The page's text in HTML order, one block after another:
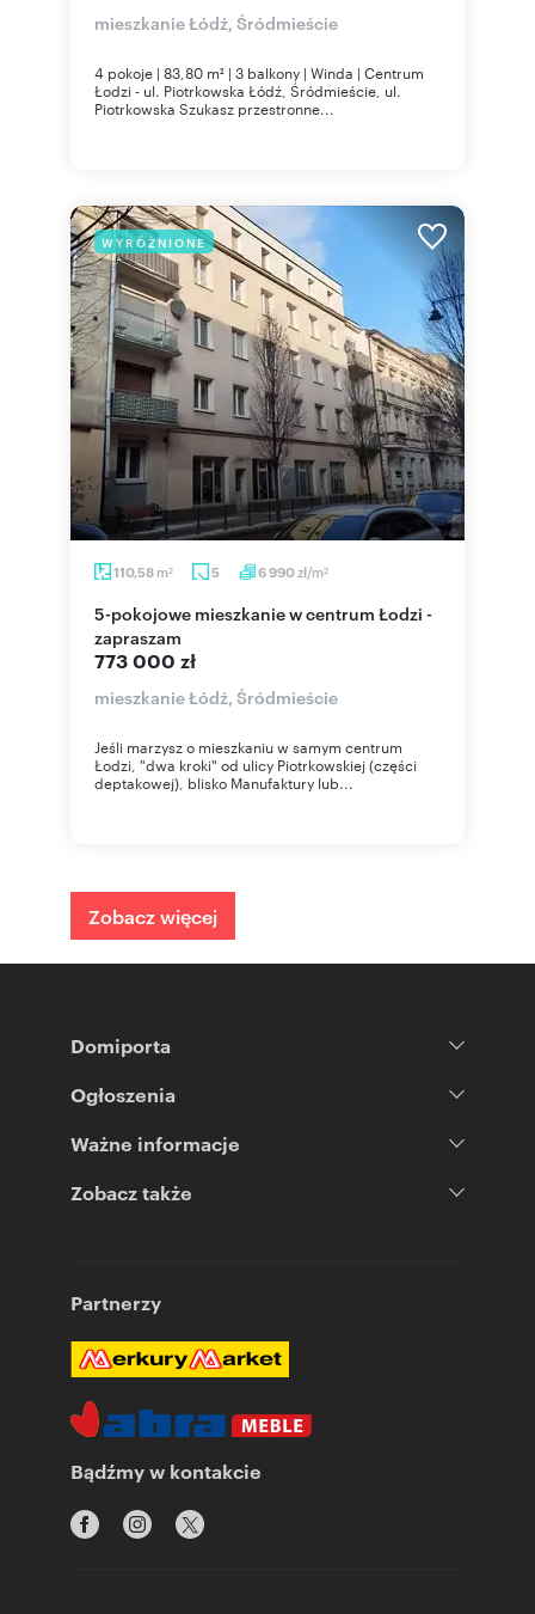
mieszkanie Łódź, Śródmieście
4 pokoje | 83,80 m² | 3 balkony | Winda | Centrum
Łodzi - ul. Piotrkowska Łódź, Śródmieście, ul.
Piotrkowska Szukasz przestronne...
WYRÓŻNIONE
110,58 m2 5 6 990zł/m2
5-pokojowe mieszkanie w centrum Łodzi -
zapraszam
773 000 zł
mieszkanie Łódź, Śródmieście
Jeśli marzysz o mieszkaniu w samym centrum
Łodzi, "dwa kroki" od ulicy Piotrkowskiej (części
deptakowej), blisko Manufaktury lub...
Zobacz więcej
Domiporta
Ogłoszenia
Ważne informacje
Zobacz także
Partnerzy
Bądźmy w kontakcie